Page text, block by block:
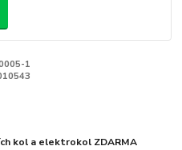
1
kol a elektrokol ZDARMA